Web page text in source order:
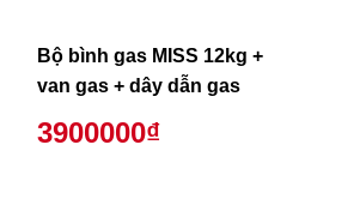
Bộ bình gas MISS 12kg +
van gas + dây dẫn gas
3900000₫